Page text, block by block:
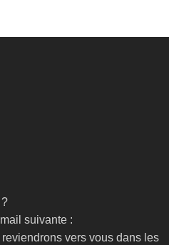
suivante :
vers vous dans les